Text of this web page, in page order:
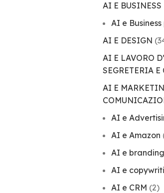
AI E
AI e Business
AI E DESIGN
AI E LAVORO
SEGRETERIA
AI E
AI e
AI e Amazon
AI e branding
AI e
AI e CRM (2)